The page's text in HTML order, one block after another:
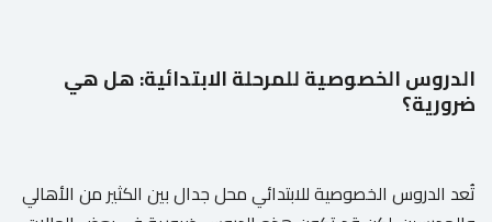
الدروس الخصوصية للمرحلة الابتدائية: هل هي
ضرورية؟
تُعد الدروس الخصوصية للابتدائي محل جدال بين الكثير من الأهالي